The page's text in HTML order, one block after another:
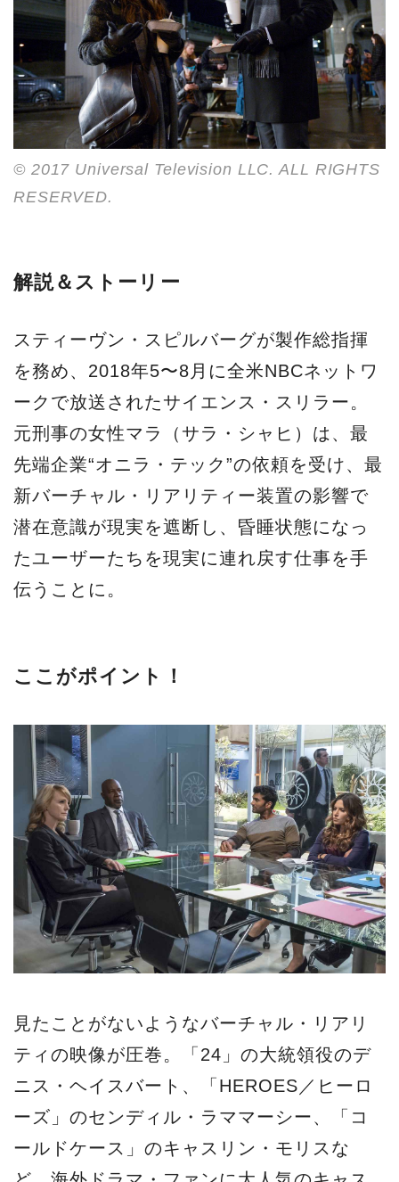
© 2017 Universal Television LLC. ALL RIGHTS
RESERVED.
解説＆ストーリー
スティーヴン・スピルバーグが製作総指揮
を務め、2018年5〜8月に全米NBCネットワ
ークで放送されたサイエンス・スリラー。
元刑事の女性マラ（サラ・シャヒ）は、最
先端企業“オニラ・テック”の依頼を受け、最
新バーチャル・リアリティー装置の影響で
潜在意識が現実を遮断し、昏睡状態になっ
たユーザーたちを現実に連れ戻す仕事を手
伝うことに。
ここがポイント！
見たことがないようなバーチャル・リアリ
ティの映像が圧巻。「24」の大統領役のデ
ニス・ヘイスバート、「HEROES／ヒーロ
ーズ」のセンディル・ラママーシー、「コ
ールドケース」のキャスリン・モリスな